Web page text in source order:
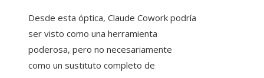
Desde esta óptica, Claude Cowork podría
ser visto como una herramienta
poderosa, pero no necesariamente
como un sustituto completo de